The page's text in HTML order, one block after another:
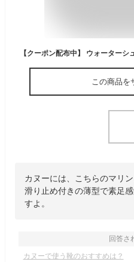
この商品を
カヌーには、こちらのマリ
滑り止め付きの薄型で素足
すよ。
回答さ
カヌーで使う靴のおすすめは？